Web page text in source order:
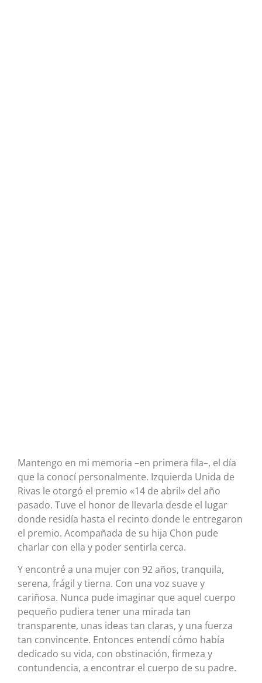
Mantengo en mi memoria –en primera fila–, el día
que la conocí personalmente. Izquierda Unida de
Rivas le otorgó el premio «14 de abril» del año
pasado. Tuve el honor de llevarla desde el lugar
donde residía hasta el recinto donde le entregaron
el premio. Acompañada de su hija Chon pude
charlar con ella y poder sentirla cerca.
Y encontré a una mujer con 92 años, tranquila,
serena, frágil y tierna. Con una voz suave y
cariñosa. Nunca pude imaginar que aquel cuerpo
pequeño pudiera tener una mirada tan
transparente, unas ideas tan claras, y una fuerza
tan convincente. Entonces entendí cómo había
dedicado su vida, con obstinación, firmeza y
contundencia, a encontrar el cuerpo de su padre.